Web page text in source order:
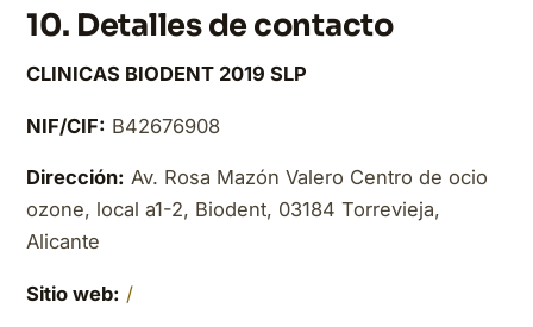
10. Detalles de contacto
CLINICAS BIODENT 2019 SLP
NIF/CIF: B42676908
Dirección: Av. Rosa Mazón Valero Centro de ocio
ozone, local a1-2, Biodent, 03184 Torrevieja,
Alicante
Sitio web: /